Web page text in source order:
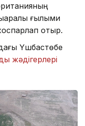
ғылыми
отыр.
Үшбастөбе
жәдігерлері